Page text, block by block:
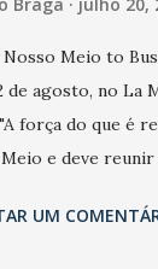
Braga julho 20,
Nosso Meio to
de agosto, no La
força do que é
e deve reunir
Nacional. Desde
UM